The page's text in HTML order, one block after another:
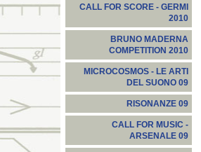
CALL FOR SCORE - GERMI
2010
BRUNO MADERNA
COMPETITION 2010
MICROCOSMOS - LE ARTI
DEL SUONO 09
RISONANZE 09
CALL FOR MUSIC -
ARSENALE 09